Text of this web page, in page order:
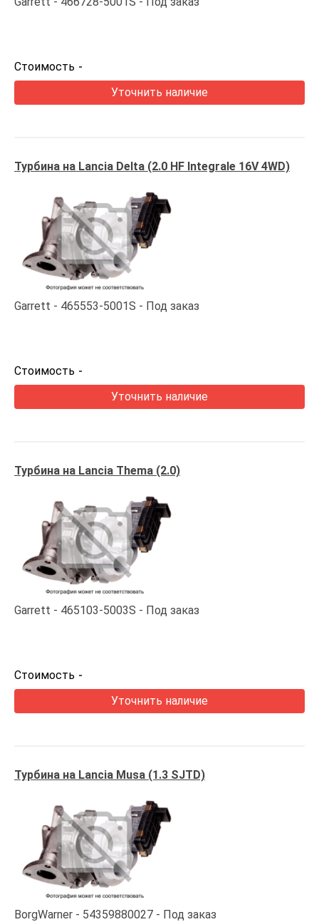
Стоимость -
Уточнить наличие
Турбина на Lancia Delta (2.0 HF Integrale 16V 4WD)
Garrett 465553-5001S Под заказ
Стоимость -
Уточнить наличие
Турбина на Lancia Thema (2.0)
Garrett 465103-5003S Под заказ
Стоимость -
Уточнить наличие
Турбина на Lancia Musa (1.3 SJTD)
BorgWarner 54359880027 Под заказ